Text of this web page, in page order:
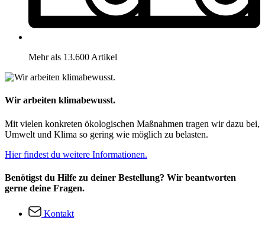
Mehr als 13.600 Artikel
Wir arbeiten klimabewusst.
Mit vielen konkreten ökologischen Maßnahmen tragen wir dazu bei,
Umwelt und Klima so gering wie möglich zu belasten.
Hier findest du weitere Informationen.
Benötigst du Hilfe zu deiner Bestellung? Wir beantworten
gerne deine Fragen.
Kontakt